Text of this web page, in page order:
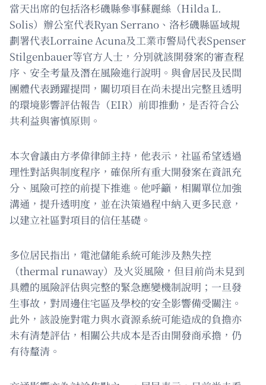
當天出席的包括洛杉磯縣參事蘇麗絲（Hilda L.
Solis）辦公室代表Ryan Serrano、洛杉磯縣區域規
劃署代表Lorraine Acuna及工業市警局代表Spenser
Stilgenbauer等官方人士，分別就該開發案的審查程
序、安全考量及潛在風險進行說明。與會居民及民間
團體代表踴躍提問，關切項目在尚未提出完整且透明
的環境影響評估報告（EIR）前即推動，是否符合公
共利益與審慎原則。
本次會議由方孝偉律師主持，他表示，社區希望透過
理性對話與制度程序，確保所有重大開發案在資訊充
分、風險可控的前提下推進。他呼籲，相關單位加強
溝通，提升透明度，並在決策過程中納入更多民意，
以建立社區對項目的信任基礎。
多位居民指出，電池儲能系統可能涉及熱失控
（thermal runaway）及火災風險，但目前尚未見到
具體的風險評估與完整的緊急應變機制說明；一旦發
生事故，對周邊住宅區及學校的安全影響備受關注。
此外，該設施對電力與水資源系統可能造成的負擔亦
未有清楚評估，相關公共成本是否由開發商承擔，仍
有待釐清。